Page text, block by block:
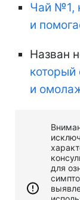
Чай №1,
и
Назван
который
и
для